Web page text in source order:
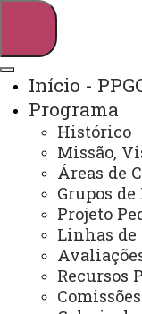
Webmail
Arquivo
Início -
Programa
Histórico
Missão,
Áreas de
Grupos
Projeto
Linhas de
Recursos
Comissões